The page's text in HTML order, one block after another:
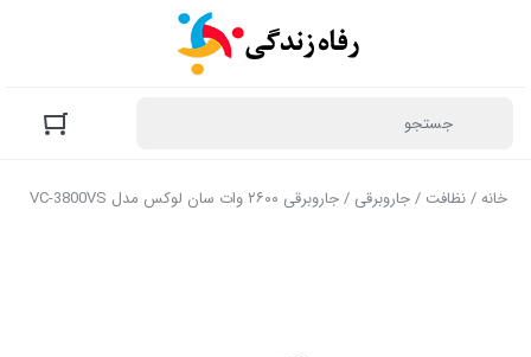
خانه/نظافت /جاروبرقی / جاروبرقی ۲۶۰۰ وات سان لوکس مدل VC-3800VS